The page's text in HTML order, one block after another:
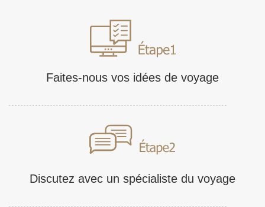
Faites-nous vos idées de voyage
Discutez avec un spécialiste du voyage